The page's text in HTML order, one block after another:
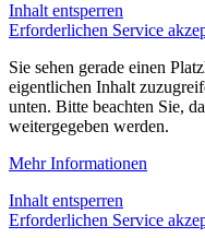
Inhalt entsperren
Erforderlichen Service
Sie sehen gerade einen
eigentlichen Inhalt
unten. Bitte beachten Sie,
weitergegeben werden.
Mehr Informationen
Inhalt entsperren
Erforderlichen Service